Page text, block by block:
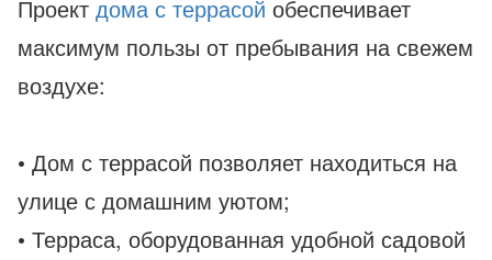
Проект дома с террасой обеспечивает
максимум пользы от пребывания на свежем
воздухе:
• Дом с террасой позволяет находиться на
улице с домашним уютом;
• Терраса, оборудованная удобной садовой